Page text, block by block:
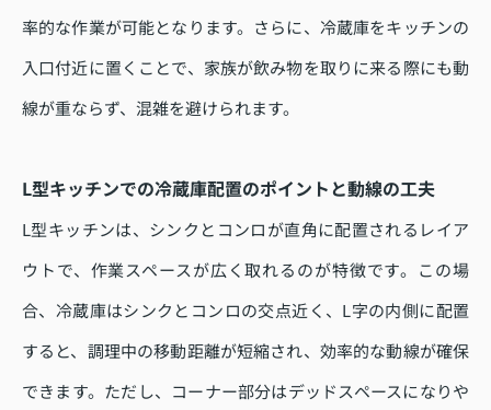
率的な作業が可能となります。さらに、冷蔵庫をキッチンの
入口付近に置くことで、家族が飲み物を取りに来る際にも動
線が重ならず、混雑を避けられます。
L型キッチンでの冷蔵庫配置のポイントと動線の工夫
L型キッチンは、シンクとコンロが直角に配置されるレイア
ウトで、作業スペースが広く取れるのが特徴です。この場
合、冷蔵庫はシンクとコンロの交点近く、L字の内側に配置
すると、調理中の移動距離が短縮され、効率的な動線が確保
できます。ただし、コーナー部分はデッドスペースになりや